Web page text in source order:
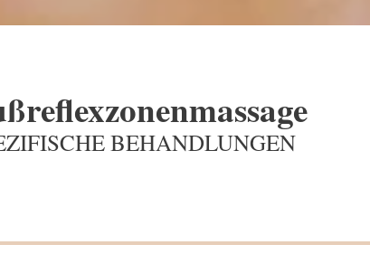
BEHANDLUNGEN